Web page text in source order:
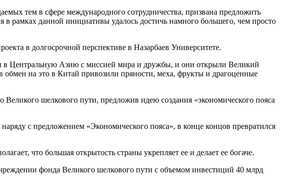
тем в сфере международного сотрудничества, призвана предложить
в рамках данной инициативы удалось достичь намного большего, чем просто
в долгосрочной перспективе в Назарбаев Университете.
в Центральную Азию с миссией мира и дружбы, и они открыли Великий
обмен на это в Китай привозили пряности, меха, фрукты и драгоценные
шелкового пути, предложив идею создания «экономического пояса
с предложением «Экономического пояса», в конце концов превратился
что большая открытость страны укрепляет ее и делает ее богаче.
фонда Великого шелкового пути с объемом инвестиций 40 млрд